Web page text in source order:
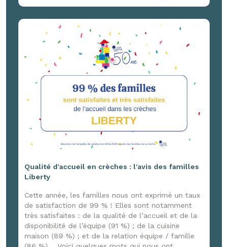
expérimentation, pour faire vivre la poésie dans le
France 3 Normandie, venu capter ces joyeux
moments ! Un reportage à retrouver ici :
www.youtube.com/watch?v=G4DpxNk84jg
Qualité d'accueil en crèches : l'avis des familles
Liberty
Cette année, les familles nous ont exprimé un taux
de satisfaction de 99 % ! Elles sont notamment
très satisfaites : de la qualité de l’accueil et de la
disponibilité de l’équipe (91 %) ; de la cuisine
maison (89 %) ; et de la relation équipe / famille